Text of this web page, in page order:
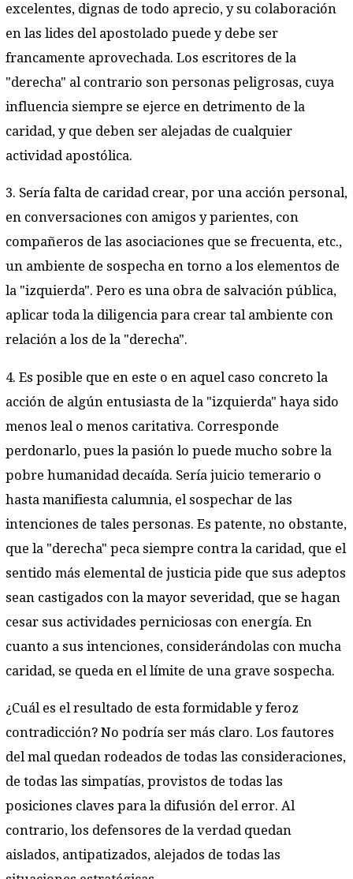
excelentes, dignas de todo aprecio, y su colaboración
en las lides del apostolado puede y debe ser
francamente aprovechada. Los escritores de la
"derecha" al contrario son personas peligrosas, cuya
influencia siempre se ejerce en detrimento de la
caridad, y que deben ser alejadas de cualquier
actividad apostólica.
3. Sería falta de caridad crear, por una acción personal,
en conversaciones con amigos y parientes, con
compañeros de las asociaciones que se frecuenta, etc.,
un ambiente de sospecha en torno a los elementos de
la "izquierda". Pero es una obra de salvación pública,
aplicar toda la diligencia para crear tal ambiente con
relación a los de la "derecha".
4. Es posible que en este o en aquel caso concreto la
acción de algún entusiasta de la "izquierda" haya sido
menos leal o menos caritativa. Corresponde
perdonarlo, pues la pasión lo puede mucho sobre la
pobre humanidad decaída. Sería juicio temerario o
hasta manifiesta calumnia, el sospechar de las
intenciones de tales personas. Es patente, no obstante,
que la "derecha" peca siempre contra la caridad, que el
sentido más elemental de justicia pide que sus adeptos
sean castigados con la mayor severidad, que se hagan
cesar sus actividades perniciosas con energía. En
cuanto a sus intenciones, considerándolas con mucha
caridad, se queda en el límite de una grave sospecha.
¿Cuál es el resultado de esta formidable y feroz
contradicción? No podría ser más claro. Los fautores
del mal quedan rodeados de todas las consideraciones,
de todas las simpatías, provistos de todas las
posiciones claves para la difusión del error. Al
contrario, los defensores de la verdad quedan
aislados, antipatizados, alejados de todas las